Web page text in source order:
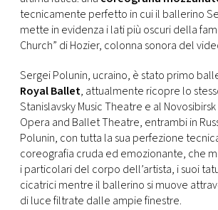
tecnicamente perfetto in cui il ballerino
mette in evidenza i lati più oscuri della
Church” di Hozier, colonna sonora del
Sergei Polunin, ucraino, è stato primo
Royal Ballet, attualmente ricopre lo
Stanislavsky Music Theatre e al
Opera and Ballet Theatre, entrambi in
Polunin, con tutta la sua perfezione
coreografia cruda ed emozionante, che
i particolari del corpo dell’artista, i suoi
cicatrici mentre il ballerino si muove
di luce filtrate dalle ampie finestre.